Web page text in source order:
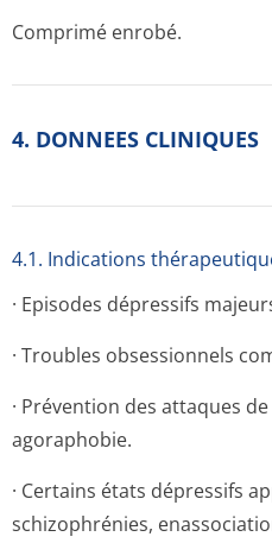
Comprimé enrobé.
4. DONNEES CLINIQUES
4.1. Indications
· Episodes dépressifs
· Troubles obsessionnels
· Prévention des attaques
agoraphobie.
· Certains états dépressifs
schizophrénies,